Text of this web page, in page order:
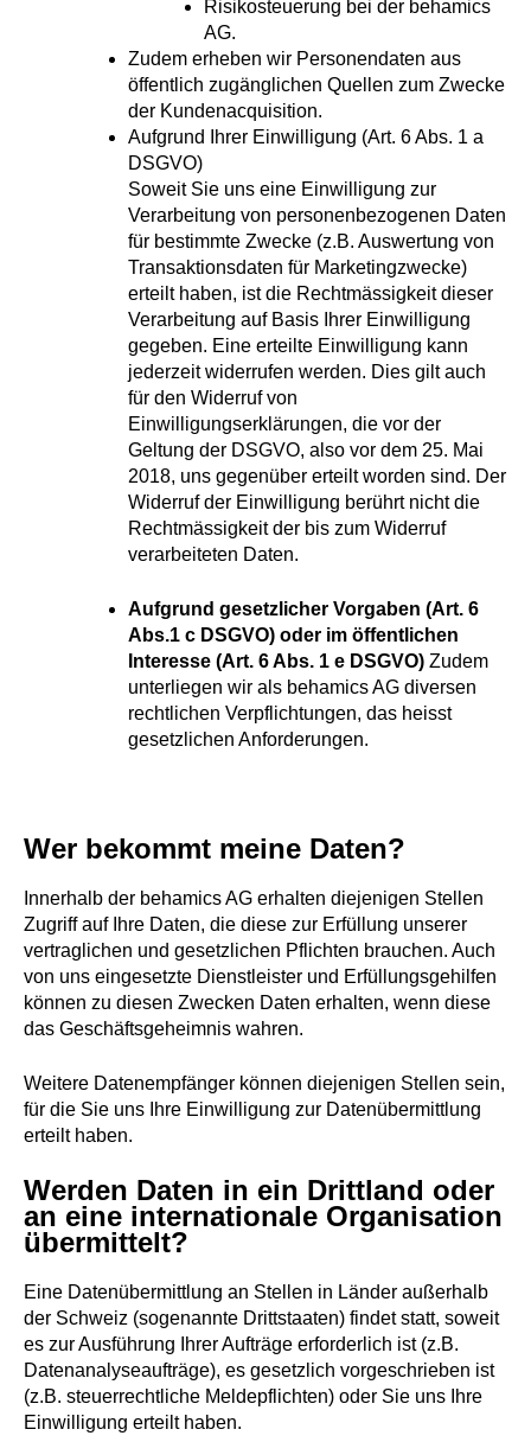
Risikosteuerung bei der behamics
AG.
Zudem erheben wir Personendaten aus
öffentlich zugänglichen Quellen zum Zwecke
der Kundenacquisition.
Aufgrund Ihrer Einwilligung (Art. 6 Abs. 1 a
DSGVO)
Soweit Sie uns eine Einwilligung zur
Verarbeitung von personenbezogenen Daten
für bestimmte Zwecke (z.B. Auswertung von
Transaktionsdaten für Marketingzwecke)
erteilt haben, ist die Rechtmässigkeit dieser
Verarbeitung auf Basis Ihrer Einwilligung
gegeben. Eine erteilte Einwilligung kann
jederzeit widerrufen werden. Dies gilt auch
für den Widerruf von
Einwilligungserklärungen, die vor der
Geltung der DSGVO, also vor dem 25. Mai
2018, uns gegenüber erteilt worden sind. Der
Widerruf der Einwilligung berührt nicht die
Rechtmässigkeit der bis zum Widerruf
verarbeiteten Daten.
Aufgrund gesetzlicher Vorgaben (Art. 6
Abs.1 c DSGVO) oder im öffentlichen
Interesse (Art. 6 Abs. 1 e DSGVO) Zudem
unterliegen wir als behamics AG diversen
rechtlichen Verpflichtungen, das heisst
gesetzlichen Anforderungen.
Wer bekommt meine Daten?
Innerhalb der behamics AG erhalten diejenigen Stellen
Zugriff auf Ihre Daten, die diese zur Erfüllung unserer
vertraglichen und gesetzlichen Pflichten brauchen. Auch
von uns eingesetzte Dienstleister und Erfüllungsgehilfen
können zu diesen Zwecken Daten erhalten, wenn diese
das Geschäftsgeheimnis wahren.
Weitere Datenempfänger können diejenigen Stellen sein,
für die Sie uns Ihre Einwilligung zur Datenübermittlung
erteilt haben.
Werden Daten in ein Drittland oder
an eine internationale Organisation
übermittelt?
Eine Datenübermittlung an Stellen in Länder außerhalb
der Schweiz (sogenannte Drittstaaten) findet statt, soweit
es zur Ausführung Ihrer Aufträge erforderlich ist (z.B.
Datenanalyseaufträge), es gesetzlich vorgeschrieben ist
(z.B. steuerrechtliche Meldepflichten) oder Sie uns Ihre
Einwilligung erteilt haben.